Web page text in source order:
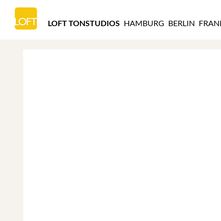
TONSTUDIOS
HAMBURG
LOFT TONSTUDIOS HAMBURG BERLIN